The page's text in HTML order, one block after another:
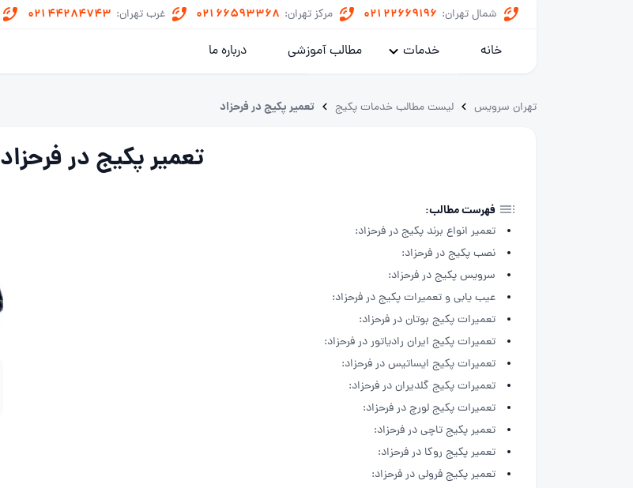
شمال تهران: 021 22669196 مرکز تهران: 021 66593368 غرب تهران: 021 44284743
خانه خدمات
ماشین لباسشویی
خدمات داکت اسپلیت
مطالب آموزشی درباره ما
تهران سرویس لیست مطالب خدمات پکیج تعمیر پکیج در فرحزاد
تعمیر پکیج در فرحزاد
فهرست مطالب:
تعمیر انواع برند پکیج در فرحزاد:
نصب پکیج در فرحزاد:
سرویس پکیج در فرحزاد:
عیب یابی و تعمیرات پکیج در فرحزاد:
تعمیرات پکیج بوتان در فرحزاد:
تعمیرات پکیج ایران رادیاتور در فرحزاد:
تعمیرات پکیج ایساتیس در فرحزاد:
تعمیرات پکیج گلدیران در فرحزاد:
تعمیرات پکیج لورچ در فرحزاد:
تعمیر پکیج تاچی در فرحزاد:
تعمیر پکیج روکا در فرحزاد:
تعمیر پکیج فرولی در فرحزاد: